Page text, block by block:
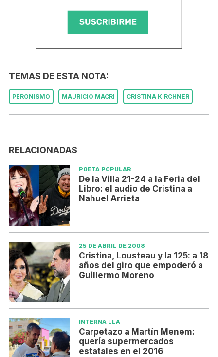
TEMAS DE ESTA NOTA:
PERONISMO MAURICIO MACRI CRISTINA KIRCHNER
RELACIONADAS
POETA POPULAR
De la Villa 21-24 a la Feria del
Libro: el audio de Cristina a
Nahuel Arrieta
25 DE ABRIL DE 2008
Cristina, Lousteau y la 125: a 18
años del giro que empoderó a
Guillermo Moreno
INTERNA LLA
Carpetazo a Martín Menem:
quería supermercados
estatales en el 2016